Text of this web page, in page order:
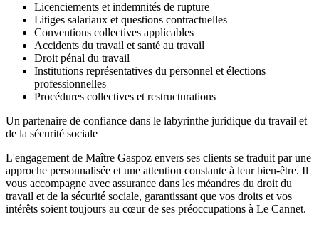
Licenciements et indemnités de rupture
Litiges salariaux et questions contractuelles
Conventions collectives applicables
Accidents du travail et santé au travail
Droit pénal du travail
Institutions représentatives du personnel et élections
professionnelles
Procédures collectives et restructurations
Un partenaire de confiance dans le labyrinthe juridique du travail et
de la sécurité sociale
L'engagement de Maître Gaspoz envers ses clients se traduit par une
approche personnalisée et une attention constante à leur bien-être. Il
vous accompagne avec assurance dans les méandres du droit du
travail et de la sécurité sociale, garantissant que vos droits et vos
intérêts soient toujours au cœur de ses préoccupations à Le Cannet.